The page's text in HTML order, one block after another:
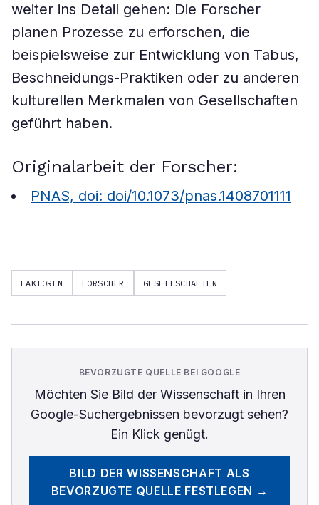
weiter ins Detail gehen: Die Forscher
planen Prozesse zu erforschen, die
beispielsweise zur Entwicklung von Tabus,
Beschneidungs-Praktiken oder zu anderen
kulturellen Merkmalen von Gesellschaften
geführt haben.
Originalarbeit der Forscher:
PNAS, doi: doi/10.1073/pnas.1408701111
FAKTOREN FORSCHER GESELLSCHAFTEN
BEVORZUGTE QUELLE BEI GOOGLE
Möchten Sie Bild der Wissenschaftin Ihren
Google-Suchergebnissen bevorzugt sehen?
Ein Klick genügt.
BILD DER WISSENSCHAFT ALS
BEVORZUGTE QUELLE FESTLEGEN →